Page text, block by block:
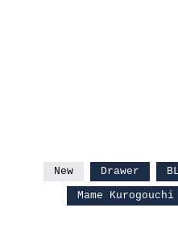
New Drawer
Mame Kurogouchi